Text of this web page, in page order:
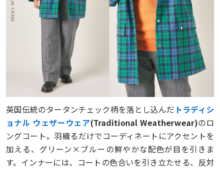
英国伝統のタータンチェック柄を落とし込んだ トラディシ
ョナル ウェザーウェア(Traditional Weatherwear)のロ
ングコート。羽織るだけでコーディネートにアクセントを
加える、グリーン×ブルーの鮮やかな配色が目を引きま
す。インナーには、コートの色合いを引き立たせる、反対